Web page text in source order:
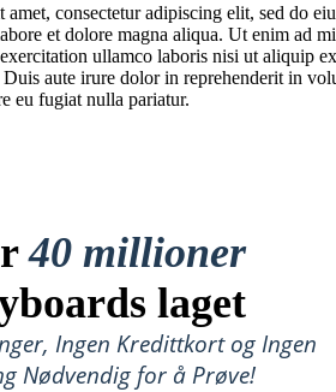
consectetur adipiscing elit, sed do
et dolore magna aliqua. Ut enim ad
ullamco laboris nisi ut aliquip
aute irure dolor in reprehenderit in
eu fugiat nulla pariatur.
40 millioner
laget
Ingen Kredittkort og Ingen
Nødvendig for å Prøve!